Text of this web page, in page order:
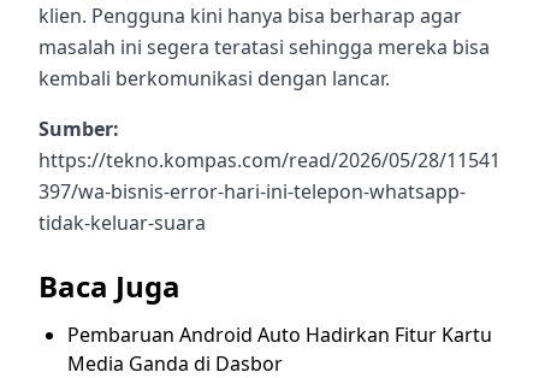
klien. Pengguna kini hanya bisa berharap agar
masalah ini segera teratasi sehingga mereka bisa
kembali berkomunikasi dengan lancar.
Sumber:
https://tekno.kompas.com/read/2026/05/28/11541
397/wa-bisnis-error-hari-ini-telepon-whatsapp-
tidak-keluar-suara
Baca Juga
Pembaruan Android Auto Hadirkan Fitur Kartu
Media Ganda di Dasbor